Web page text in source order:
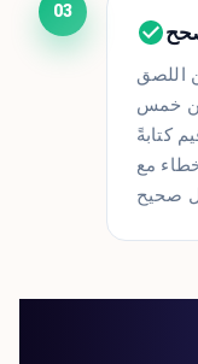
03
اللصق
من خمس
كتابةً
مع